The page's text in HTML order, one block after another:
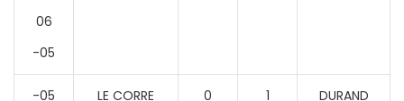
06
-05
-05
LE CORRE
0 1
DURAND